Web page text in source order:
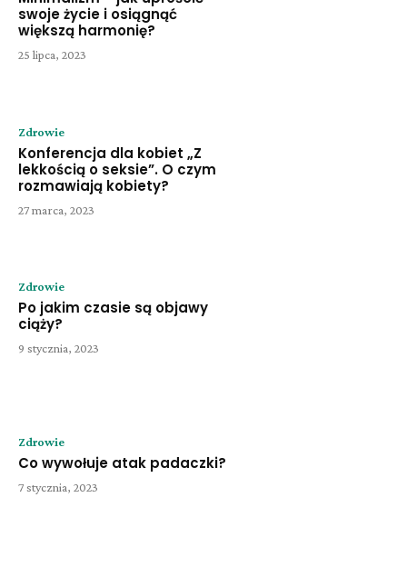
swoje życie i osiągnąć
większą harmonię?
25 lipca, 2023
Zdrowie
Konferencja dla kobiet „Z
lekkością o seksie”. O czym
rozmawiają kobiety?
27 marca, 2023
Zdrowie
Po jakim czasie są objawy
ciąży?
9 stycznia, 2023
Zdrowie
Co wywołuje atak padaczki?
7 stycznia, 2023